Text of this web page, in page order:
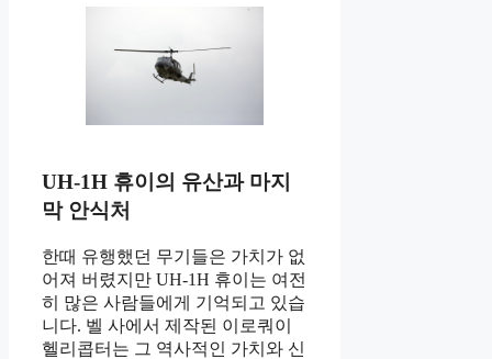
UH-1H 휴이의 유산과 마지
막 안식처
한때 유행했던 무기들은 가치가 없
어져 버렸지만 UH-1H 휴이는 여전
히 많은 사람들에게 기억되고 있습
니다. 벨 사에서 제작된 이로쿼이
헬리콥터는 그 역사적인 가치와 신